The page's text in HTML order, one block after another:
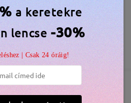
el az összes
véleményt
Tartozék
és Csere
Bővebben
a keretekre
lencse -30%
| Csak 24 óráig!